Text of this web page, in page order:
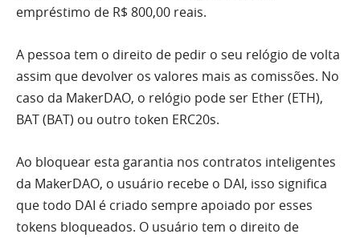
empréstimo de R$ 800,00 reais.
A pessoa tem o direito de pedir o seu relógio de volta
assim que devolver os valores mais as comissões. No
caso da MakerDAO, o relógio pode ser Ether (ETH),
BAT (BAT) ou outro token ERC20s.
Ao bloquear esta garantia nos contratos inteligentes
da MakerDAO, o usuário recebe o DAI, isso significa
que todo DAI é criado sempre apoiado por esses
tokens bloqueados. O usuário tem o direito de